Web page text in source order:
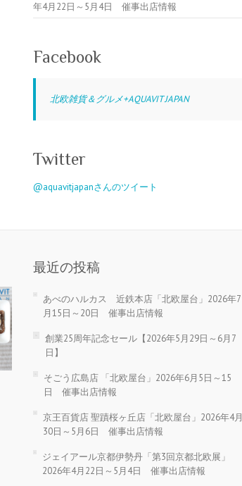
年4月22日～5月4日 催事出店情報
Facebook
北欧雑貨＆グルメ+AQUAVIT JAPAN
Twitter
@aquavitjapanさんのツイート
最近の投稿
あべのハルカス 近鉄本店「北欧屋台」2026年7
月15日～20日 催事出店情報
創業25周年記念セール【2026年5月29日～6月7
日】
そごう広島店 「北欧屋台」2026年6月5日～15
日 催事出店情報
京王百貨店 聖蹟桜ヶ丘店「北欧屋台」2026年4月
30日～5月6日 催事出店情報
ジェイアール京都伊勢丹「第3回京都北欧展」
2026年4月22日～5月4日 催事出店情報